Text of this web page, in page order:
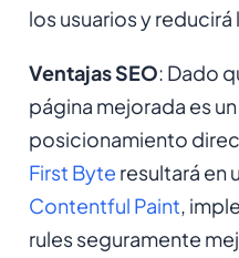
los usuarios y
Ventajas SEO: Dado
página mejorada es
posicionamiento
First Byte resultará en
Contentful Paint,
rules seguramente